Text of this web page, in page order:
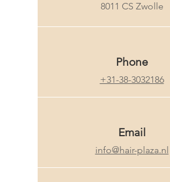
8011 CS Zwolle
Phone
+31-38-3032186
Email
info@hair-plaza.nl